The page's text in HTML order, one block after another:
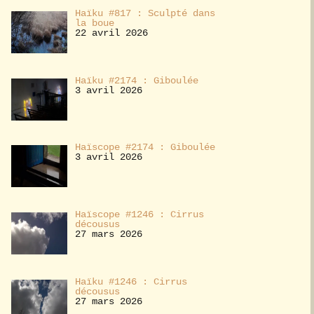
Haïku #817 : Sculpté dans
la boue
22 avril 2026
Haïku #2174 : Giboulée
3 avril 2026
Haïscope #2174 : Giboulée
3 avril 2026
Haïscope #1246 : Cirrus
décousus
27 mars 2026
Haïku #1246 : Cirrus
décousus
27 mars 2026